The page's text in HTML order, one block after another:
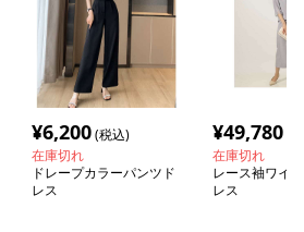
¥6,200(税込)
在庫切れ
ドレープカラーパンツド
レス
¥49,780
在庫切れ
レース袖ワイ
レス